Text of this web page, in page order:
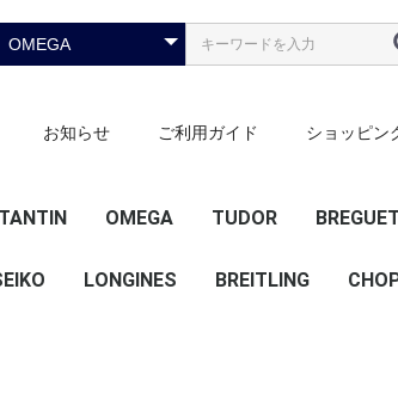
お知らせ ご利用ガイド ショッピン
OMEGA
スピードマスター
シーマスター
デビル
コンステレーション
TUDOR
ブラックベイ
その他
BREGUET
LONGINES BREITLING